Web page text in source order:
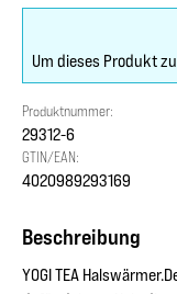
Um dieses Produkt
Produktnummer:
29312-6
GTIN/EAN:
4020989293169
Beschreibung
YOGI TEA